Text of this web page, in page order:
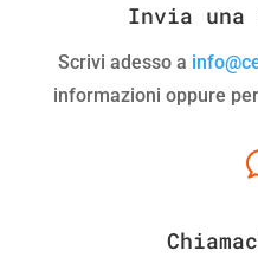
Invia una
Scrivi adesso a
informazioni oppure